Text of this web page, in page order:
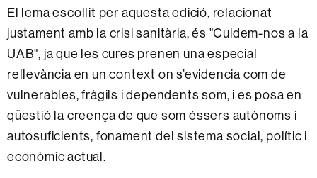
El lema escollit per aquesta edició, relacionat
justament amb la crisi sanitària, és "Cuidem-nos a la
UAB", ja que les cures prenen una especial
rellevància en un context on s’evidencia com de
vulnerables, fràgils i dependents som, i es posa en
qüestió la creença de que som éssers autònoms i
autosuficients, fonament del sistema social, polític i
econòmic actual.